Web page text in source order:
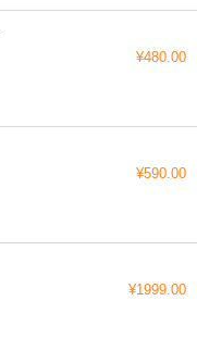
¥480.00
¥590.00
¥1999.00